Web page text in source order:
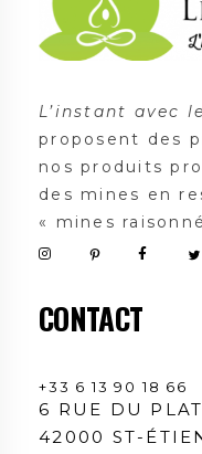
L’instant avec
proposent des
nos produits
des mines en
« mines
CONTACT
+33 6 13 90 18 66
6 RUE DU
42000 ST-